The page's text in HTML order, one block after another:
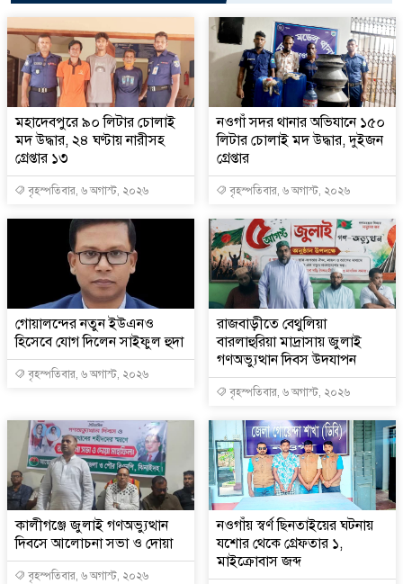
মহাদেবপুরে ৯০ লিটার চোলাই
মদ উদ্ধার, ২৪ ঘণ্টায় নারীসহ
গ্রেপ্তার ১৩
বৃহস্পতিবার, ৬ অগাস্ট, ২০২৬
নওগাঁ সদর থানার অভিযানে ১৫০
লিটার চোলাই মদ উদ্ধার, দুইজন
গ্রেপ্তার
বৃহস্পতিবার, ৬ অগাস্ট, ২০২৬
গোয়ালন্দের নতুন ইউএনও
হিসেবে যোগ দিলেন সাইফুল হুদা
বৃহস্পতিবার, ৬ অগাস্ট, ২০২৬
রাজবাড়ীতে বেথুলিয়া
বারলাহুরিয়া মাদ্রাসায় জুলাই
গণঅভ্যুত্থান দিবস উদযাপন
বৃহস্পতিবার, ৬ অগাস্ট, ২০২৬
কালীগঞ্জে জুলাই গণঅভ্যুত্থান
দিবসে আলোচনা সভা ও দোয়া
বৃহস্পতিবার, ৬ অগাস্ট, ২০২৬
নওগাঁয় স্বর্ণ ছিনতাইয়ের ঘটনায়
যশোর থেকে গ্রেফতার ১,
মাইক্রোবাস জব্দ